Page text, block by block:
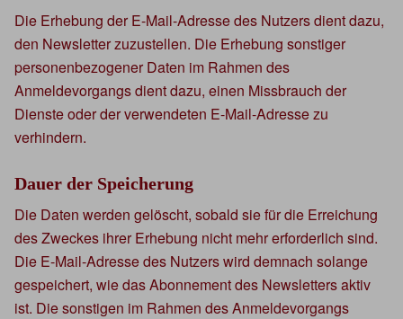
Die Erhebung der E-Mail-Adresse des Nutzers dient dazu,
den Newsletter zuzustellen. Die Erhebung sonstiger
personenbezogener Daten im Rahmen des
Anmeldevorgangs dient dazu, einen Missbrauch der
Dienste oder der verwendeten E-Mail-Adresse zu
verhindern.
Dauer der Speicherung
Die Daten werden gelöscht, sobald sie für die Erreichung
des Zweckes ihrer Erhebung nicht mehr erforderlich sind.
Die E-Mail-Adresse des Nutzers wird demnach solange
gespeichert, wie das Abonnement des Newsletters aktiv
ist. Die sonstigen im Rahmen des Anmeldevorgangs